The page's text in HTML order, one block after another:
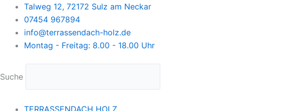
Zum
Inhalt
springen
Talweg 12, 72172 Sulz am Neckar
07454 967894
info@terrassendach-holz.de
Montag - Freitag: 8.00 - 18.00 Uhr
Suche
TERRASSENDACH HOLZ